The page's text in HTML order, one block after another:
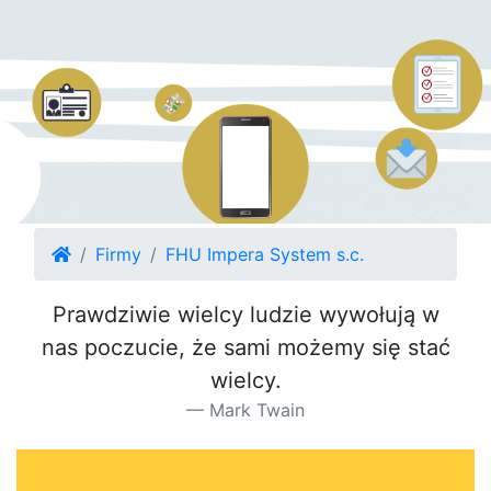
Firmy FHU Impera System s.c.
Prawdziwie wielcy ludzie wywołują w
nas poczucie, że sami możemy się stać
wielcy.
Mark Twain